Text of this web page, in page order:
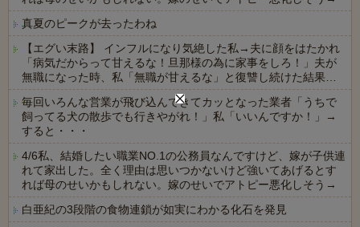
真夏のピークが去ったわね
【エグい末路】 インフルになり気絶した私→夫に顔をはたかれ
「病気だからって甘えるな！旦那様の為に家事をしろ！」夫が
無職になった時、私「無職が甘えるな」と復讐し続けた結果…
毎回いろんな営業が飛び込んできてカッとなった業者「うちで
飼ってる犬の散歩でも行きやがれ！」私「いいんですか！」→
すると・・・
4/6私、結婚したい職業NO.1の公務員なんですけど、嫁が子供連
れて家出した。全く理由は思いつかないけど強いてあげるとす
れば母のせいかもしれない。嫁のせいでアトピー悪化しそう→
白亜紀の3段階の食物連鎖が如実にわかる化石を発見